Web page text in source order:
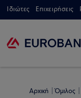
Ιδιώτες Επιχειρήσεις
Αρχική Όμιλος